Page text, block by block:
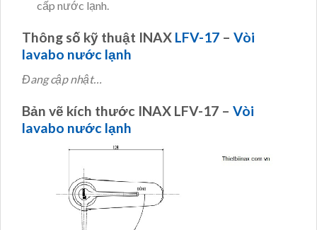
cấp nước lạnh.
Thông số kỹ thuật INAX LFV-17 – Vòi
lavabo nước lạnh
Đang cập nhật…
Bản vẽ kích thước INAX LFV-17 – Vòi
lavabo nước lạnh